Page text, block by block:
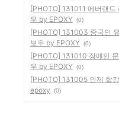
[PHOTO] 131011 에버랜
우 by EPOXY (0)
[PHOTO] 131003 중국인
보우 by EPOXY (0)
[PHOTO] 131010 장애인
우 by EPOXY (0)
[PHOTO] 131005 인제 합
epoxy
(0)